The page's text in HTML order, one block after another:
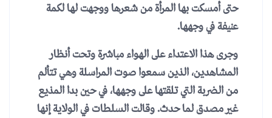
حتى أمسكت بها المرأة من شعرها ووجهت لها لكمة
عنيفة في وجهها.
وجرى هذا الاعتداء على الهواء مباشرة وتحت أنظار
المشاهدين، الذين سمعوا صوت المراسلة وهي تتألم
من الضربة التي تلقتها على وجهها، في حين بدا المذيع
غير مصدق لما حدث. وقالت السلطات في الولاية إنها